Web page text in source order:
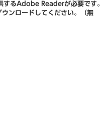
するAdobe Readerが必要です。
ンロードしてください。（無